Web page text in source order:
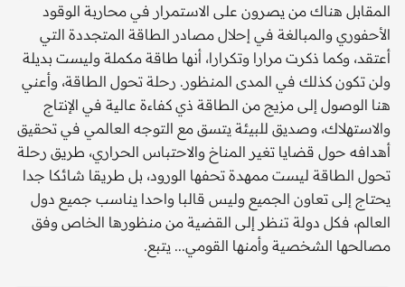
المقابل هناك من يصرون على الاستمرار في محاربة الوقود
الأحفوري والمبالغة في إحلال مصادر الطاقة المتجددة التي
أعتقد، وكما ذكرت مرارا وتكرارا، أنها طاقة مكملة وليست بديلة
ولن تكون كذلك في المدى المنظور. رحلة تحول الطاقة، وأعني
هنا الوصول إلى مزيج من الطاقة ذي كفاءة عالية في الإنتاج
والاستهلاك، وصديق للبيئة يتسق مع التوجه العالمي في تحقيق
أهدافه حول قضايا تغير المناخ والاحتباس الحراري، طريق رحلة
تحول الطاقة ليست ممهدة تحفها الورود، بل طريقا شائكا جدا
يحتاج إلى تعاون الجميع وليس قالبا واحدا يناسب جميع دول
العالم، فكل دولة تنظر إلى القضية من منظورها الخاص وفق
مصالحها الشخصية وأمنها القومي... يتبع.